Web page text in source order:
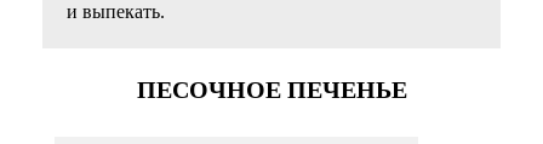
и выпекать.
ПЕСОЧНОЕ ПЕЧЕНЬЕ